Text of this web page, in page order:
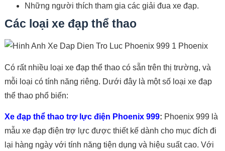
Những người thích tham gia các giải đua xe đạp.
Các loại xe đạp thể thao
Có rất nhiều loại xe đạp thể thao có sẵn trên thị trường, và
mỗi loại có tính năng riêng. Dưới đây là một số loại xe đạp
thể thao phổ biến:
Xe đạp thể thao trợ lực điện Phoenix 999: Phoenix 999 là
mẫu xe đạp điện trợ lực được thiết kế dành cho mục đích đi
lại hàng ngày với tính năng tiện dụng và hiệu suất cao. Với